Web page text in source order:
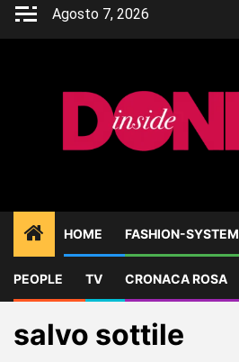
Skip
Agosto 7, 2026
HOME FASHION-SYSTEM
PEOPLE TV CRONACA ROSA
Home Blog salvo sottile
salvo sottile